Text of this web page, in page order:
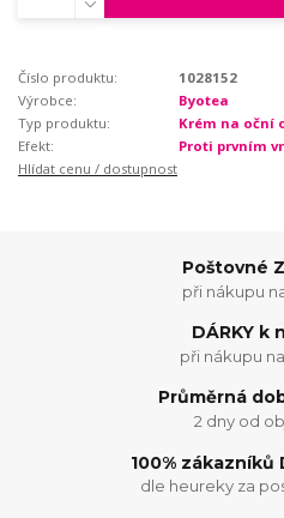
Číslo produktu:
1028152
Výrobce:
Byotea
Typ produktu:
Krém na oční
Efekt:
Proti prvním
Hlídat cenu / dostupnost
Poštovné
při nákupu
DÁRKY k
při nákupu
Průměrná
2 dny od
100% zákazníků
dle heureky za